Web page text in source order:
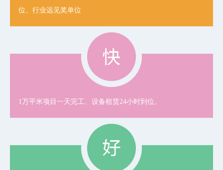
位、行业远见奖单位
1万平米项目一天完工、设备租赁24小时到位。